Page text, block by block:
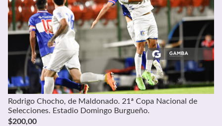
Rodrigo Chocho, de Maldonado. 21ª Copa Nacional de
Selecciones. Estadio Domingo Burgueño.
$200,00